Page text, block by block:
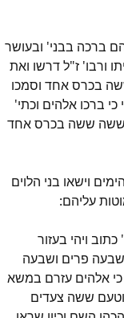
ברכה בבני' ובעושר
ורבו' ז"ל דרשו ואת
בכרס אחד וסמכו
ברכו אלהים וכתי'
ששה ששה בכרס אחד
וישאו בני הלוים
עליהם:
ויהי בעזור
שבעה פרים ושבעה
כי אלהים עזרם במשא
וטעם ששה צעדים